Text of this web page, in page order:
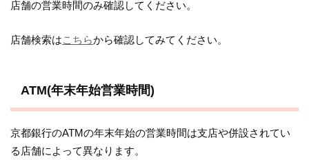
店舗の営業時間のみ確認してください。
店舗検索はこちらから確認してみてください。
ATM(年末年始営業時間)
京都銀行のATMの年末年始の営業時間は支店や併設されてい
る店舗によって異なります。